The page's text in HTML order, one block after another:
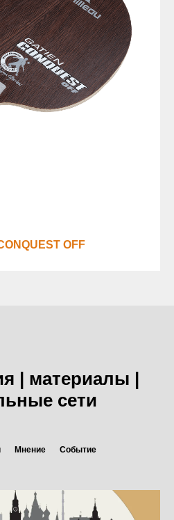
OFF
| материалы |
сети
Мнение Событие